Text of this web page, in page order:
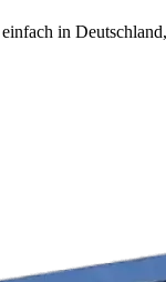
in